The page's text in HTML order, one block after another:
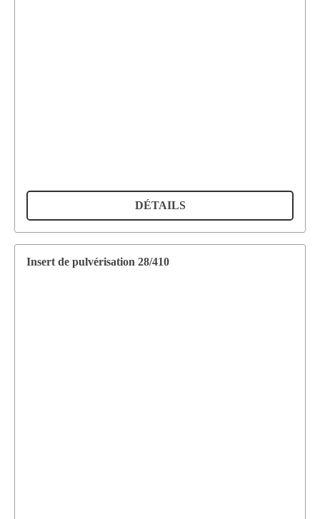
DÉTAILS
Insert de pulvérisation 28/410